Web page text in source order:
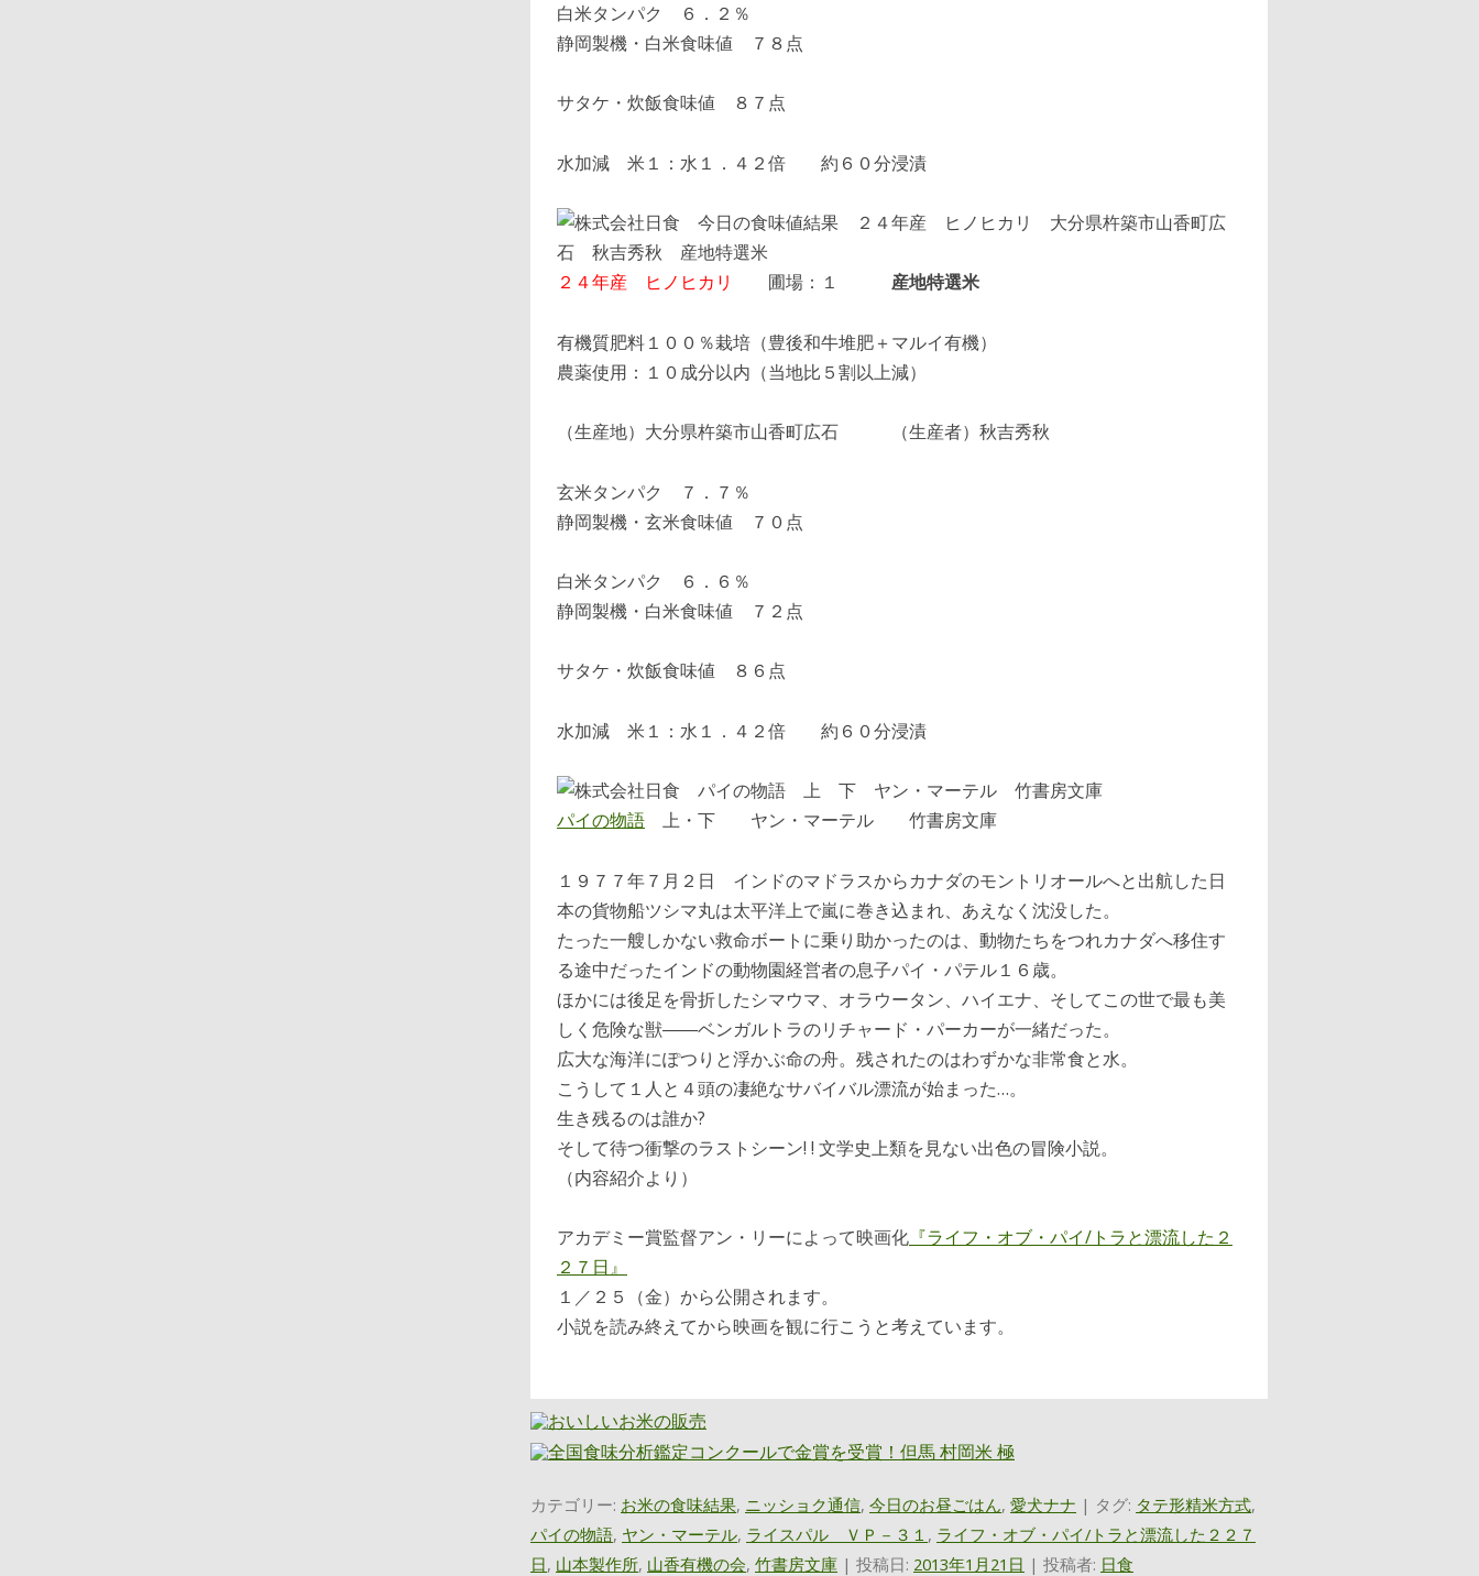
白米タンパク ６．２％
静岡製機・白米食味値 ７８点
サタケ・炊飯食味値 ８７点
水加減 米１：水１．４２倍 約６０分浸漬
２４年産 ヒノヒカリ 圃場：１ 産地特選米
有機質肥料１００％栽培（豊後和牛堆肥＋マルイ有機）
農薬使用：１０成分以内（当地比５割以上減）
（生産地）大分県杵築市山香町広石 （生産者）秋吉秀秋
玄米タンパク ７．７％
静岡製機・玄米食味値 ７０点
白米タンパク ６．６％
静岡製機・白米食味値 ７２点
サタケ・炊飯食味値 ８６点
水加減 米１：水１．４２倍 約６０分浸漬
パイの物語 上・下 ヤン・マーテル 竹書房文庫
１９７７年７月２日 インドのマドラスからカナダのモントリオールへと出航した日
本の貨物船ツシマ丸は太平洋上で嵐に巻き込まれ、あえなく沈没した。
たった一艘しかない救命ボートに乗り助かったのは、動物たちをつれカナダへ移住す
る途中だったインドの動物園経営者の息子パイ・パテル１６歳。
ほかには後足を骨折したシマウマ、オラウータン、ハイエナ、そしてこの世で最も美
しく危険な獣――ベンガルトラのリチャード・パーカーが一緒だった。
広大な海洋にぽつりと浮かぶ命の舟。残されたのはわずかな非常食と水。
こうして１人と４頭の凄絶なサバイバル漂流が始まった…。
生き残るのは誰か?
そして待つ衝撃のラストシーン! ! 文学史上類を見ない出色の冒険小説。
（内容紹介より）
アカデミー賞監督アン・リーによって映画化 『ライフ・オブ・パイ/トラと漂流した２
２７日』
１／２５（金）から公開されます。
小説を読み終えてから映画を観に行こうと考えています。
カテゴリー: お米の食味結果, ニッショク通信, 今日のお昼ごはん, 愛犬ナナ | タグ: タテ形精米方式,
パイの物語, ヤン・マーテル, ライスパル ＶＰ－３１ , ライフ・オブ・パイ/トラと漂流した２２７
日, 山本製作所, 山香有機の会, 竹書房文庫 | 投稿日: 2013年1月21日 | 投稿者: 日食